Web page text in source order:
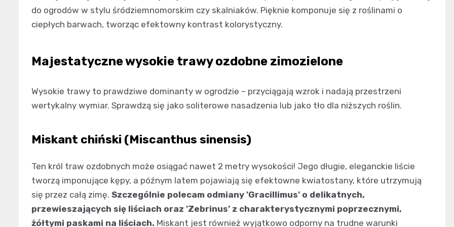
do ogrodów w stylu śródziemnomorskim czy skalniaków. Pięknie komponuje się z roślinami o
ciepłych barwach, tworząc efektowny kontrast kolorystyczny.
Majestatyczne wysokie trawy ozdobne zimozielone
Wysokie trawy to prawdziwe dominanty w ogrodzie – przyciągają wzrok i nadają przestrzeni
wertykalny wymiar. Sprawdzą się jako soliterowe nasadzenia lub jako tło dla niższych roślin.
Miskant chiński (Miscanthus sinensis)
Ten król traw ozdobnych może osiągać nawet 2 metry wysokości! Jego długie, eleganckie liście
tworzą imponujące kępy, a późnym latem pojawiają się efektowne kwiatostany, które utrzymują
się przez całą zimę. Szczególnie polecam odmiany 'Gracillimus’ o delikatnych,
przewieszających się liściach oraz 'Zebrinus’ z charakterystycznymi poprzecznymi,
żółtymi paskami na liściach. Miskant jest również wyjątkowo odporny na trudne warunki